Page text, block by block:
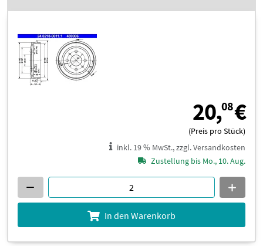
20,08€
(Preis pro Stück)
inkl. 19 % MwSt., zzgl. Versandkosten
Zustellung bis Mo., 10. Aug.
In den Warenkorb